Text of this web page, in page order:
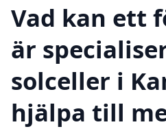
Vad kan ett
är
solceller i
hjälpa till